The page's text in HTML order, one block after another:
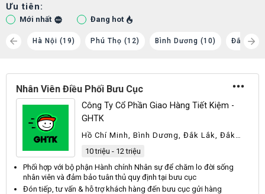
Ưu tiên:
Mới nhất Đang hot
(1) Hà Nội (19) Phú Thọ (12) Bình Dương (10) Đắk Lắk
Nhân Viên Điều Phối Bưu Cục
Công Ty Cổ Phần Giao Hàng Tiết Kiệm -
GHTK
Hồ Chí Minh, Bình Dương, Đắk Lắk, Đắk
Hòa, Lâm Đồng, Tây Ninh, Khác
10 triệu - 12 triệu
Phối hợp với bộ phận Hành chính Nhân sự để chăm lo đời sống
nhân viên và đảm bảo tuân thủ quy định tại bưu cục
Đón tiếp, tư vấn & hỗ trợ khách hàng đến bưu cục gửi hàng